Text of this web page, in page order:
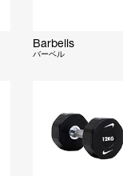
Barbells
バーベル